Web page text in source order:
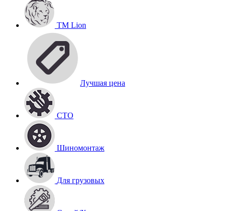
TM Lion
Лучшая цена
СТО
Шиномонтаж
Для грузовых